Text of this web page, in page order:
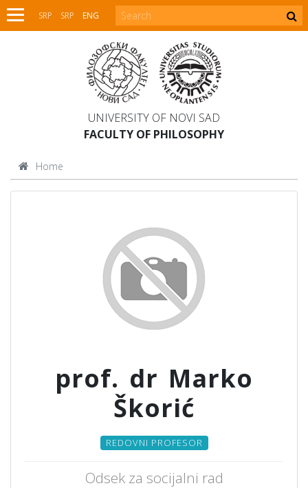
SRP SRP ENG
UNIVERSITY OF NOVI SAD
FACULTY OF PHILOSOPHY
Home
prof. dr Marko
Škorić
REDOVNI PROFESOR
Odsek za socijalni rad